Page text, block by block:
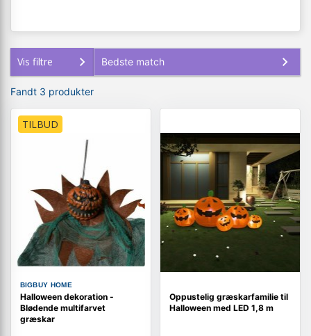
Vis filtre
Fandt 3 produkter
TILBUD
BIGBUY HOME
Halloween dekoration -
Blødende multifarvet
græskar
Oppustelig græskarfamilie til
Halloween med LED 1,8 m